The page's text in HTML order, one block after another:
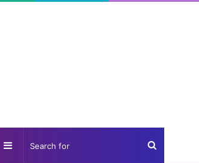
Sidebar
Random